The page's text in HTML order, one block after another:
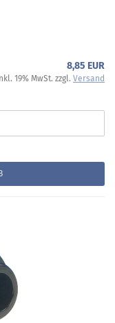
8,85 EUR
19% MwSt. zzgl. Versand